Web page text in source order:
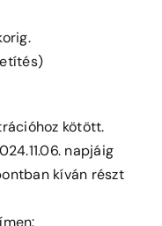
kötött.
napjáig
kíván részt